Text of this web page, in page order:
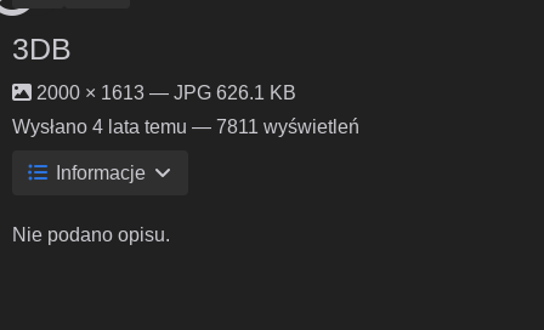
3DB
2000 × 1613 — JPG 626.1 KB
Wysłano 4 lata temu — 7811 wyświetleń
Informacje
Nie podano opisu.